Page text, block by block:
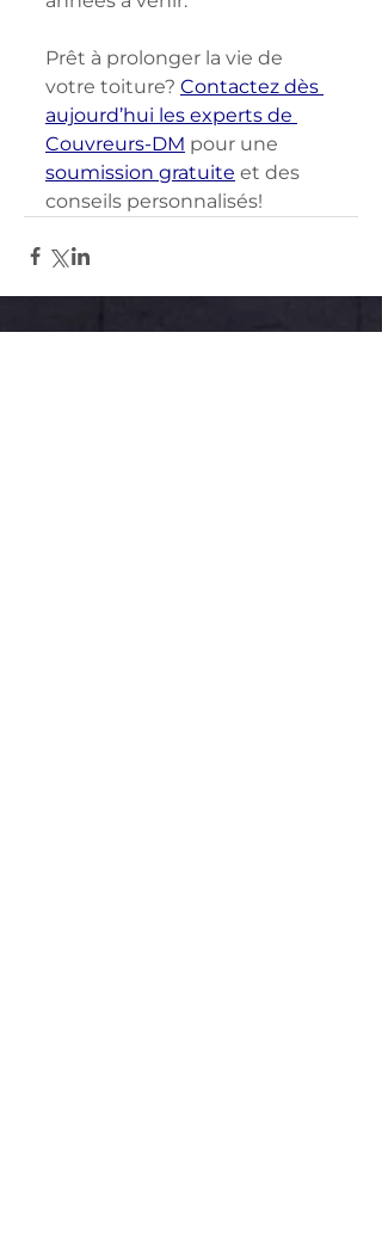
Prêt à prolonger la vie de
votre toiture? Contactez dès
aujourd’hui les experts de
Couvreurs-DM pour une
soumission gratuite et des
conseils personnalisés!